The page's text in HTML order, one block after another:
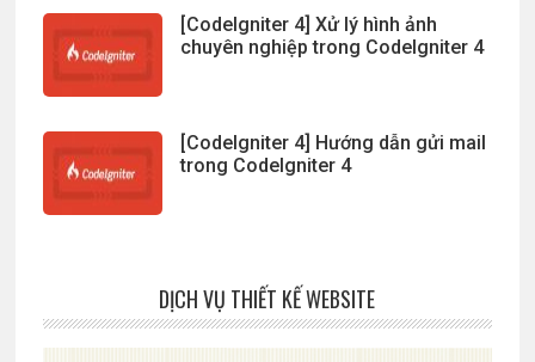
[CodeIgniter 4] Xử lý hình ảnh
chuyên nghiệp trong CodeIgniter 4
[CodeIgniter 4] Hướng dẫn gửi mail
trong CodeIgniter 4
DỊCH VỤ THIẾT KẾ WEBSITE